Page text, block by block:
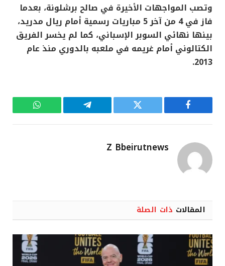
وتصب المواجهات الأخيرة في صالح برشلونة، بعدما
فاز في 4 من آخر 5 مباريات رسمية أمام ريال مدريد،
بينها نهائي السوبر الإسباني، كما لم يخسر الفريق
الكتالوني أمام غريمه في ملعبه بالدوري منذ عام
2013.
فيسبوك تويتر تيلقرام واتساب
Z Bbeirutnews
المقالات ذات الصلة